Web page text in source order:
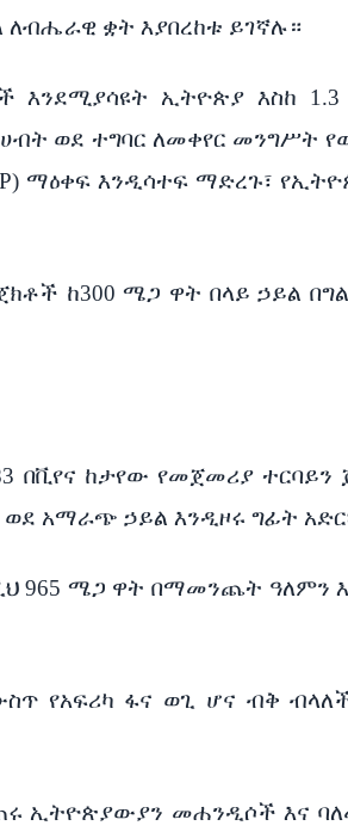
ለብሔራዊ ቋት እያበረከቱ ይገኛሉ።
እንደሚያሳዩት ኢትዮጵያ እስከ
ወደ ተግባር ለመቀየር መንግሥት
ማዕቀፍ እንዲሳተፍ ማድረጉ፣
ከ300 ሜጋ ዋት በላይ ኃይል
በቪየና ከታየው የመጀመሪያ
አማራጭ ኃይል እንዲዞሩ ግፊት
ሺህ 965 ሜጋ ዋት በማመንጨት
የአፍሪካ ፋና ወጊ ሆና ብቅ
ኢትዮጵያውያን መሐንዲሶች እና